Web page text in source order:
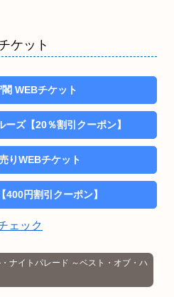
ケット
WEBチケット
ズ【20％割引クーポン】
りWEBチケット
400円割引クーポン】
ェック
ナイトパレード ～ベスト・オブ・ハ